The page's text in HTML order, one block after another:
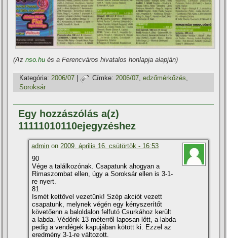
(Aznso.hu és a Ferencváros hivatalos honlapja alapján)
Kategória: 2006/07 | Címke: 2006/07,edzőmérkőzés,
Soroksár
Egy hozzászólás a(z)
11111010110ejegyzéshez
admin on2009. április 16. csütörtök - 16:53
90
Vége a találkozónak. Csapatunk ahogyan a
Rimaszombat ellen, úgy a Soroksár ellen is 3-1-
re nyert.
81
Ismét kettővel vezetünk! Szép akciót vezett
csapatunk, melynek végén egy kényszerí­tőt
követőenn a baloldalon felfutó Csurkához került
a labda. Védőnk 13 méterről laposan lőtt, a labda
pedig a vendégek kapujában kötött ki. Ezzel az
eredmény 3-1-re változott.